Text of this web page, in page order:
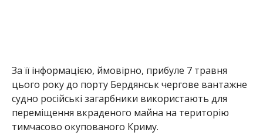
За її інформацією, ймовірно, прибуле 7 травня
цього року до порту Бердянськ чергове вантажне
судно російські загарбники використають для
переміщення вкраденого майна на територію
тимчасово окупованого Криму.